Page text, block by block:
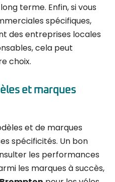
terme. Enfin, si vous
spécifiques,
des entreprises locales
cela peut
choix.
et marques
et de marques
spécificités. Un bon
les performances
les marques à succès,